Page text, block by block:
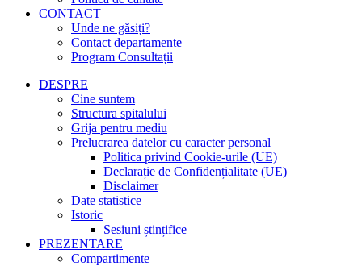
CONTACT
Unde ne găsiți?
Contact departamente
Program Consultații
DESPRE
Cine suntem
Structura spitalului
Grija pentru mediu
Prelucrarea datelor cu caracter personal
Politica privind Cookie-urile (UE)
Declarație de Confidențialitate (UE)
Disclaimer
Date statistice
Istoric
Sesiuni ștințifice
PREZENTARE
Compartimente